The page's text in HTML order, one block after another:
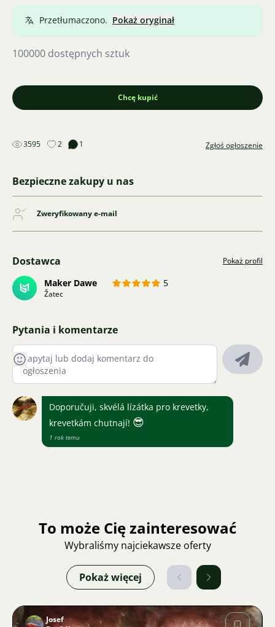
Przetłumaczono. Pokaż oryginał
100000 dostępnych sztuk
Chcę kupić
3595 2 1 Zgłoś ogłoszenie
Bezpieczne zakupy u nas
Zweryfikowany e-mail
Dostawca Pokaż profil
Maker Dawe 5
Žatec
Pytania i komentarze
Doporučuji, skvélá lízátka pro krevetky,
krevetkám chutnají! 😎
1 rok temu
To może Cię zainteresować
Wybraliśmy najciekawsze oferty
Pokaż więcej
Josef